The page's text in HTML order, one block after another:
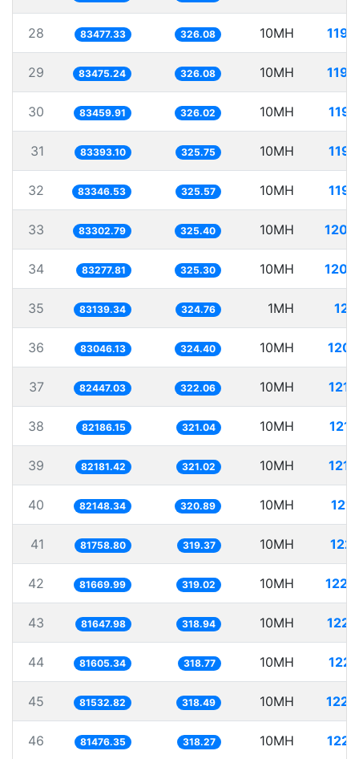
28 83477.33 326.08 10MH
29 83475.24 326.08 10MH
30 83459.91 326.02 10MH
31 83393.10 325.75 10MH
32 83346.53 325.57 10MH
33 83302.79 325.40 10MH
34 83277.81 325.30 10MH
35 83139.34 324.76 1MH
36 83046.13 324.40 10MH
37 82447.03 322.06 10MH
38 82186.15 321.04 10MH
39 82181.42 321.02 10MH
40 82148.34 320.89 10MH
41 81758.80 319.37 10MH
42 81669.99 319.02 10MH
43 81647.98 318.94 10MH
44 81605.34 318.77 10MH
45 81532.82 318.49 10MH
46 81476.35 318.27 10MH